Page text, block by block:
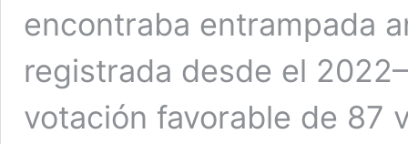
encontraba entrampada
registrada desde el
votación favorable de 87